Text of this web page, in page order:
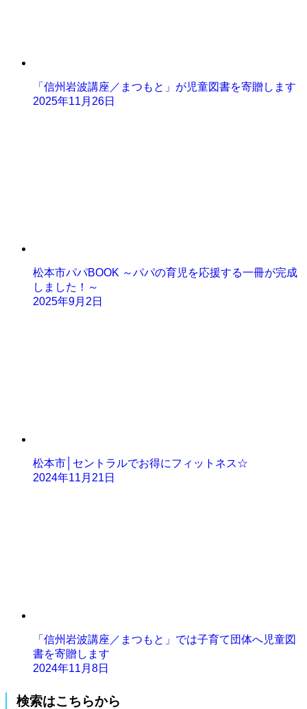
「信州岩波講座／まつもと」が児童図書を寄贈します
2025年11月26日
松本市パパBOOK ～パパの育児を応援する一冊が完成
しました！～
2025年9月2日
松本市│セントラルでお得にフィットネス☆
2024年11月21日
「信州岩波講座／まつもと」では子育て団体へ児童図
書を寄贈します
2024年11月8日
検索はこちらから